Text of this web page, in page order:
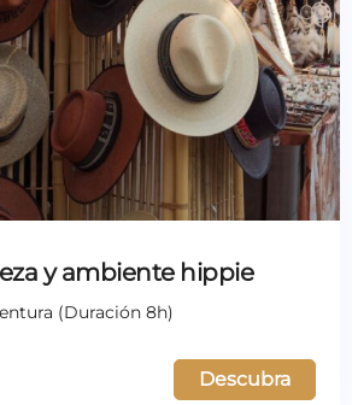
y ambiente hippie
(Duración 8h)
Descubra